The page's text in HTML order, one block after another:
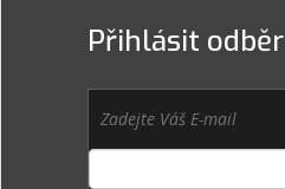
Přihlásit